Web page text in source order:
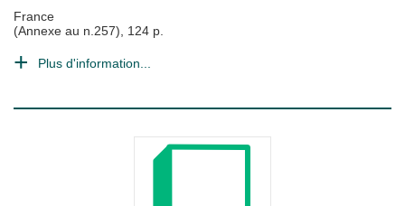
France
(Annexe au n.257), 124 p.
Plus d'information...